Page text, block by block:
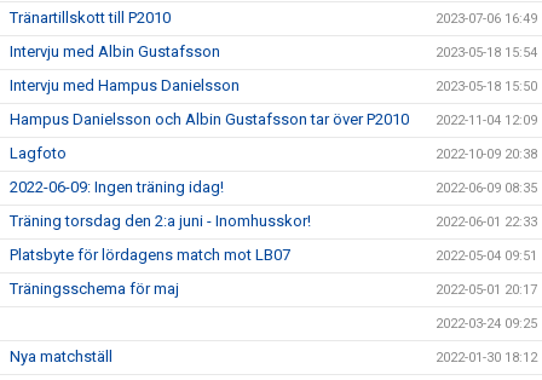
Tränartillskott till P2010 2023-07-06 16:49
Intervju med Albin Gustafsson 2023-05-18 15:54
Intervju med Hampus Danielsson 2023-05-18 15:50
Hampus Danielsson och Albin Gustafsson tar över P2010 2022-11-04 12:09
Lagfoto 2022-10-09 20:38
2022-06-09: Ingen träning idag! 2022-06-09 08:35
Träning torsdag den 2:a juni - Inomhusskor! 2022-06-01 22:33
Platsbyte för lördagens match mot LB07 2022-05-04 09:51
Träningsschema för maj 2022-05-01 20:17
2022-03-24 09:25
Nya matchställ 2022-01-30 18:12